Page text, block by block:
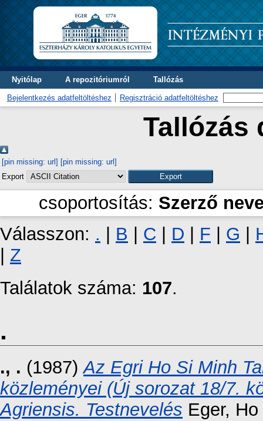
Nyitólap A repozitóriumról Tallózás
Bejelentkezés adatfeltöltéshez Regisztráció adatfeltöltéshez
Tallózás
[pin missing: url] [pin missing: url]
Export
csoportosítás: Szerző
Válasszon: . B C D F G
Z
Találatok száma: 107.
.
., . (1987)Az Egri Ho Si Minh
közleményei (Új sorozat 18/7.
Agriensis. Testnevelés Eger,